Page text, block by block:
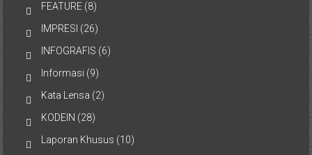
FEATURE (8)
IMPRESI (26)
INFOGRAFIS (6)
Informasi (9)
Kata Lensa (2)
KODEIN (28)
Laporan Khusus (10)